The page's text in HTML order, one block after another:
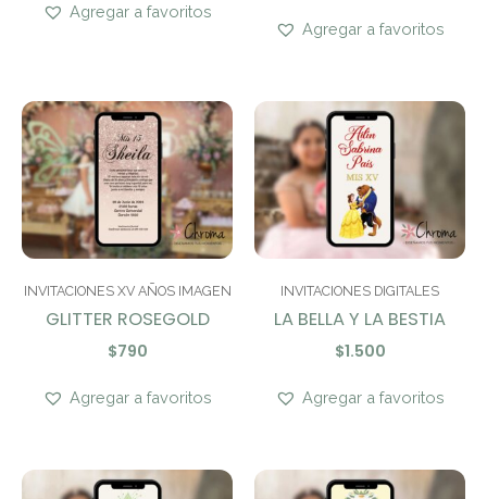
Agregar a favoritos
Agregar a favoritos
INVITACIONES XV AÑOS IMAGEN
GLITTER ROSEGOLD
$790
Agregar a favoritos
INVITACIONES DIGITALES
LA BELLA Y LA BESTIA
$1.500
Agregar a favoritos